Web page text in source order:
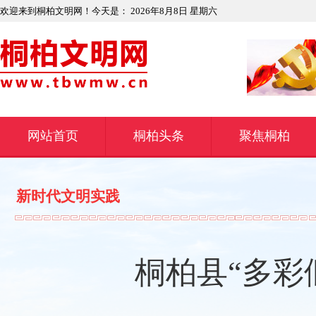
欢迎来到桐柏文明网！今天是： 2026年8月8日 星期六
网站首页 桐柏头条 聚焦桐柏
新时代文明实践
桐柏县“多彩